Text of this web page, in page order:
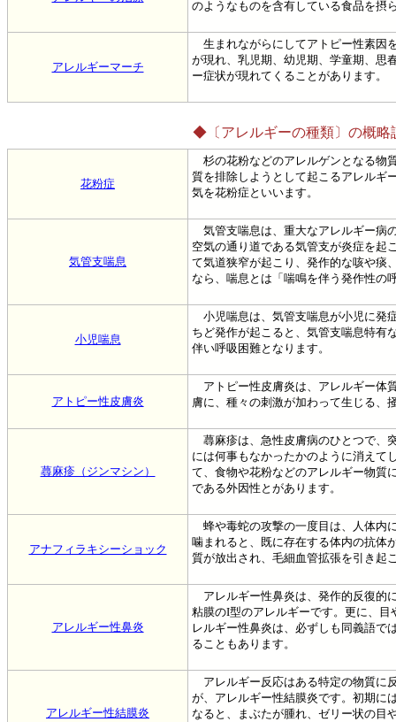
のようなものを含有している食品を摂
アレルギーマーチ
生まれながらにしてアトピー性素因
が現れ、乳児期、幼児期、学童期、思
ー症状が現れてくることがあります。
◆〔アレルギーの種類〕の概略
花粉症
杉の花粉などのアレルゲンとなる物
質を排除しようとして起こるアレルギ
気を花粉症といいます。
気管支喘息
気管支喘息は、重大なアレルギー病
空気の通り道である気管支が炎症を起
て気道狭窄が起こり、発作的な咳や痰
なら、喘息とは「喘鳴を伴う発作性の
小児喘息
小児喘息は、気管支喘息が小児に発
ちど発作が起こると、気管支喘息特有
伴い呼吸困難となります。
アトピー性皮膚炎
アトピー性皮膚炎は、アレルギー体
膚に、種々の刺激が加わって生じる、
蕁麻疹（ジンマシン）
蕁麻疹は、急性皮膚病のひとつで、
には何事もなかったかのように消えて
て、食物や花粉などのアレルギー物質
である外因性とがあります。
アナフィラキシーショック
蜂や毒蛇の攻撃の一度目は、人体内
噛まれると、既に存在する体内の抗体
質が放出され、毛細血管拡張を引き起
アレルギー性鼻炎
アレルギー性鼻炎は、発作的反復的
粘膜のI型のアレルギーです。更に、
レルギー性鼻炎は、必ずしも同義語で
ることもあります。
アレルギー性結膜炎
アレルギー反応はある特定の物質に
が、アレルギー性結膜炎です。初期に
なると、まぶたが腫れ、ゼリー状の目